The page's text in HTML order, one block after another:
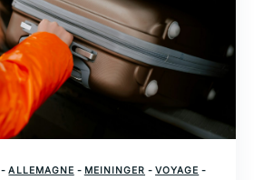
-ALLEMAGNE - MEININGER -VOYAGE -